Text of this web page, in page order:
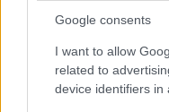
Google consents
I want to allow
related to
device identifiers in
VIDEO